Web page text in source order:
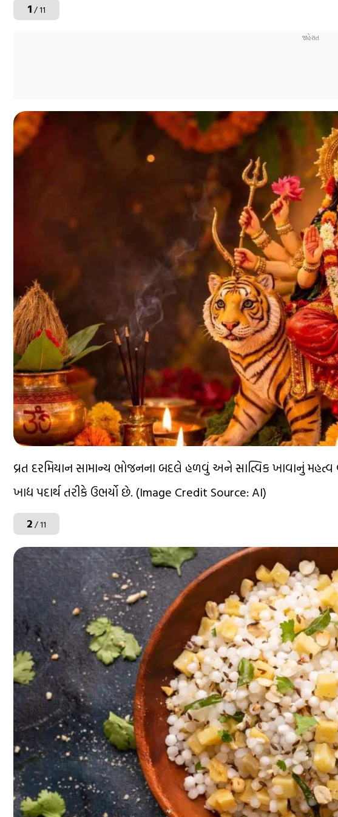
1/ 11
વ્રત દરમિયાન સામાન્ય ભોજનના બદલે હળવું અને સાત્વિક ખાવાનું
ખાદ્ય પદાર્થ તરીકે ઉભર્યો છે. (Image Credit Source: AI)
2/ 11